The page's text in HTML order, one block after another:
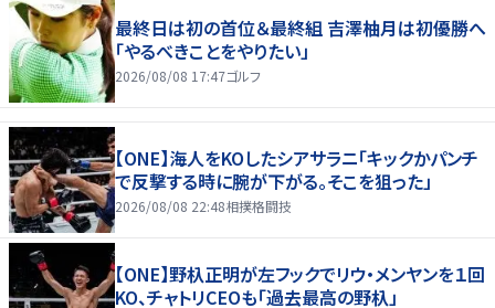
最終日は初の首位＆最終組 吉澤柚月は初優勝へ
「やるべきことをやりたい」
2026/08/08 17:47ゴルフ
【ONE】海人をKOしたシアサラニ「キックかパンチ
で反撃する時に腕が下がる。そこを狙った」
2026/08/08 22:48相撲格闘技
【ONE】野杁正明が左フックでリウ・メンヤンを１回
KO、チャトリCEOも「過去最高の野杁」